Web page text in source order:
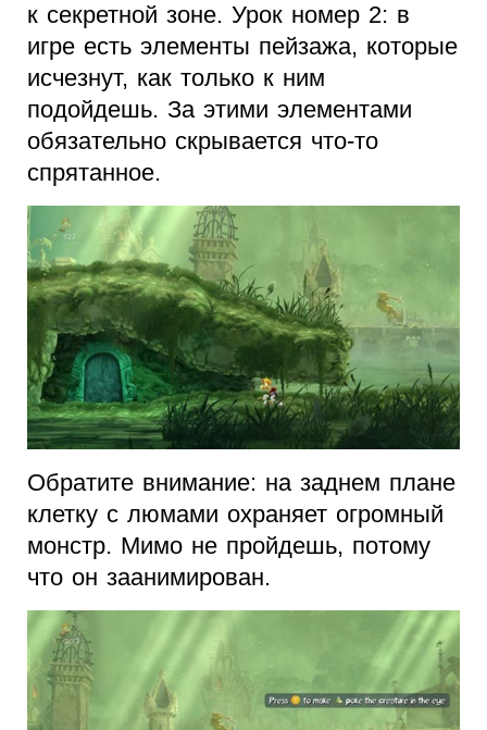
к секретной зоне. Урок номер 2: в
игре есть элементы пейзажа, которые
исчезнут, как только к ним
подойдешь. За этими элементами
обязательно скрывается что-то
спрятанное.
Обратите внимание: на заднем плане
клетку с люмами охраняет огромный
монстр. Мимо не пройдешь, потому
что он заанимирован.